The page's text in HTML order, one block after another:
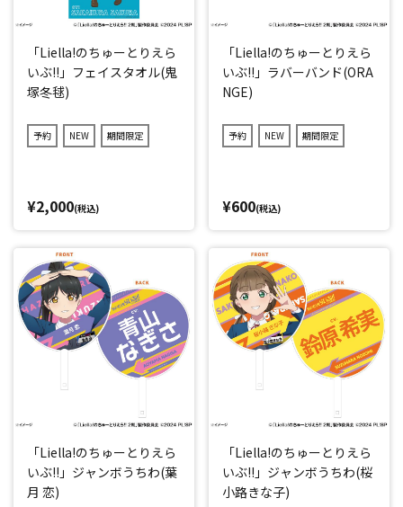
「Liella!のちゅーとりえら
いぶ!!」フェイスタオル(鬼
塚冬毬)
予約 NEW 期間限定
¥2,000(税込)
「Liella!のちゅーとりえら
いぶ!!」ラバーバンド(ORA
NGE)
予約 NEW 期間限定
¥600(税込)
「Liella!のちゅーとりえら
いぶ!!」ジャンボうちわ(葉
月 恋)
「Liella!のちゅーとりえら
いぶ!!」ジャンボうちわ(桜
小路きな子)